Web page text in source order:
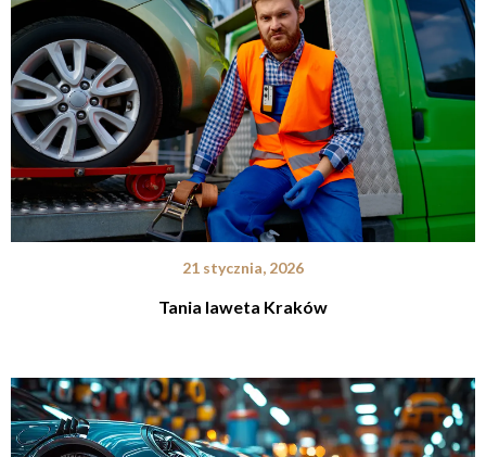
21 stycznia, 2026
Tania laweta Kraków